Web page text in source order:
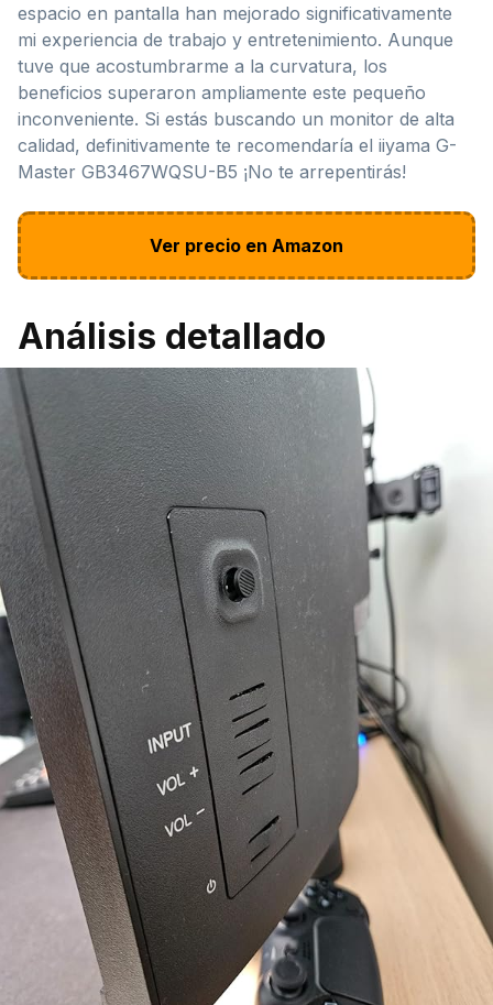
espacio en pantalla han mejorado significativamente
mi experiencia de trabajo y entretenimiento. Aunque
tuve que acostumbrarme a la curvatura, los
beneficios superaron ampliamente este pequeño
inconveniente. Si estás buscando un monitor de alta
calidad, definitivamente te recomendaría el iiyama G-
Master GB3467WQSU-B5 ¡No te arrepentirás!
Ver precio en Amazon
Análisis detallado